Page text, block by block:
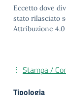
Eccetto dove
stato rilasciato
Attribuzione
Stampa /
Tipologia